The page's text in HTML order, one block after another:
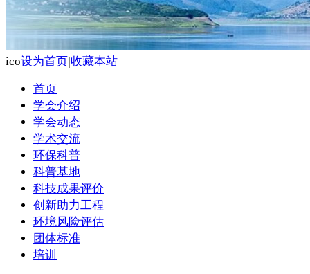
ico设为首页|收藏本站
首页
学会介绍
学会动态
学术交流
环保科普
科普基地
科技成果评价
创新助力工程
环境风险评估
团体标准
培训